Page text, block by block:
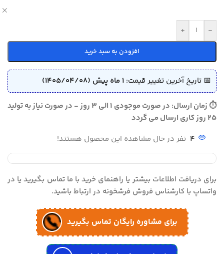
-
+
افزودن به سبد خرید
📅 تاریخ آخرین تغییر قیمت: 1 ماه پیش (1405/04/08)
⏱ زمان ارسال: در صورت موجودی 1 الی 3 روز - در صورت نیاز به تولید
25 روز کاری ارسال می گردد
4 نفر در حال مشاهده این محصول هستند!
برای دریافت اطلاعات بیشتر یا راهنمای خرید با ما تماس بگیرید یا در
واتساپ با کارشناس فروش فرشخونه در ارتباط باشید.
برای مشاوره رایگان تماس بگیرید